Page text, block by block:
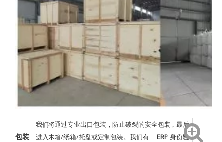
包装
我们将通过专业出口包装，防止破裂的安全包装，最后
进入木箱/纸箱/托盘或定制包装。我们有 ERP 身份验